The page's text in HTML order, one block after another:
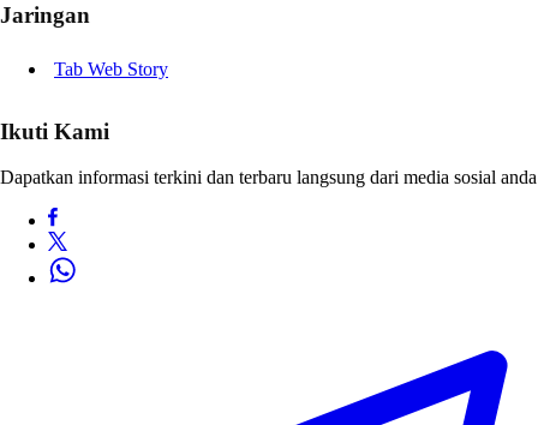
Jaringan
Tab Web Story
Ikuti Kami
Dapatkan informasi terkini dan terbaru langsung dari media sosial anda